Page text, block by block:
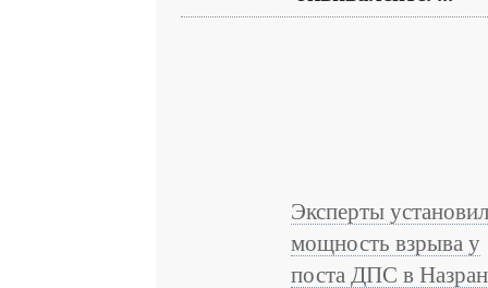
Эксперты
мощность взрыва у
поста ДПС в